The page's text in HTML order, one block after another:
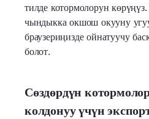
тилде котормолорун
чындыкка окшош окууну
браузериңизде ойнатуучу
болот.
Сөздөрдүн
колдонуу үчүн